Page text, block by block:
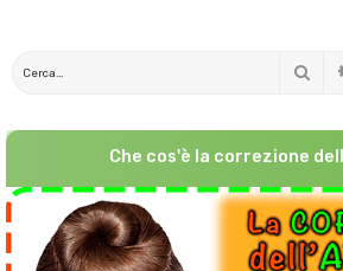
Cerca
Che cos'è la correzione